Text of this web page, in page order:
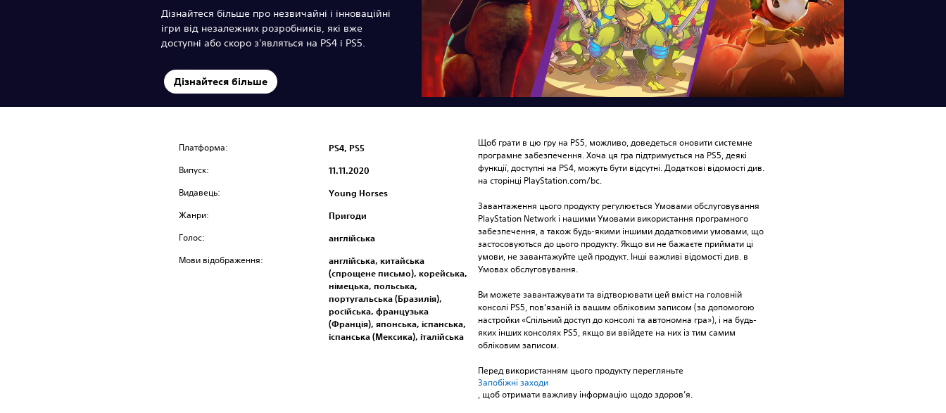
Дізнайтеся більше про незвичайні і інноваційні
ігри від незалежних розробників, які вже
доступні або скоро з'являться на PS4 і PS5.
Дізнайтеся більше
Платформа: PS4, PS5
Випуск: 11.11.2020
Видавець: Young Horses
Жанри: Пригоди
Голос: англійська
Мови відображення:
англійська, китайська
(спрощене письмо), корейська,
німецька, польська,
португальська (Бразилія),
російська, французька
(Франція), японська, іспанська,
іспанська (Мексика), італійська
Щоб грати в цю гру на PS5, можливо, доведеться оновити системне
програмне забезпечення. Хоча ця гра підтримується на PS5, деякі
функції, доступні на PS4, можуть бути відсутні. Додаткові відомості див.
на сторінці PlayStation.com/bc.
Завантаження цього продукту регулюється Умовами обслуговування
PlayStation Network і нашими Умовами використання програмного
забезпечення, а також будь-якими іншими додатковими умовами, що
застосовуються до цього продукту. Якщо ви не бажаєте приймати ці
умови, не завантажуйте цей продукт. Інші важливі відомості див. в
Умовах обслуговування.
Ви можете завантажувати та відтворювати цей вміст на головній
консолі PS5, пов’язаній із вашим обліковим записом (за допомогою
настройки «Спільний доступ до консолі та автономна гра»), і на будь-
яких інших консолях PS5, якщо ви ввійдете на них із тим самим
обліковим записом.
Перед використанням цього продукту перегляньте
Запобіжні заходи
, щоб отримати важливу інформацію щодо здоров’я.